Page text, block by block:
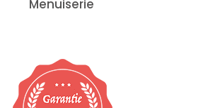
Menuiserie